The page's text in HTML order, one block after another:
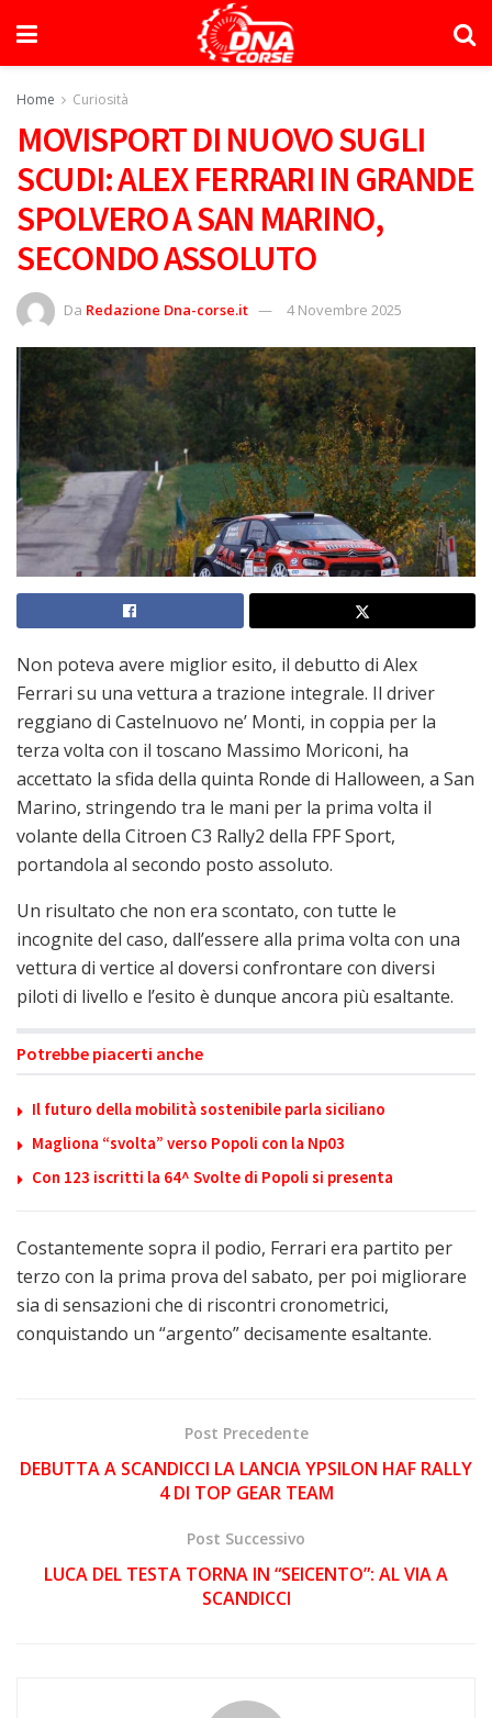
Home Curiosità
MOVISPORT DI NUOVO SUGLI
SCUDI: ALEX FERRARI IN GRANDE
SPOLVERO A SAN MARINO,
SECONDO ASSOLUTO
Da Redazione Dna-corse.it 4 Novembre 2025
Non poteva avere miglior esito, il debutto di Alex
Ferrari su una vettura a trazione integrale. Il driver
reggiano di Castelnuovo ne’ Monti, in coppia per la
terza volta con il toscano Massimo Moriconi, ha
accettato la sfida della quinta Ronde di Halloween, a San
Marino, stringendo tra le mani per la prima volta il
volante della Citroen C3 Rally2 della FPF Sport,
portandola al secondo posto assoluto.
Un risultato che non era scontato, con tutte le
incognite del caso, dall’essere alla prima volta con una
vettura di vertice al doversi confrontare con diversi
piloti di livello e l’esito è dunque ancora più esaltante.
Potrebbe piacerti anche
Il futuro della mobilità sostenibile parla siciliano
Magliona “svolta” verso Popoli con la Np03
Con 123 iscritti la 64^ Svolte di Popoli si presenta
Costantemente sopra il podio, Ferrari era partito per
terzo con la prima prova del sabato, per poi migliorare
sia di sensazioni che di riscontri cronometrici,
conquistando un “argento” decisamente esaltante.
Post Precedente
DEBUTTA A SCANDICCI LA LANCIA YPSILON HAF RALLY
4 DI TOP GEAR TEAM
Post Successivo
LUCA DEL TESTA TORNA IN “SEICENTO”: AL VIA A
SCANDICCI